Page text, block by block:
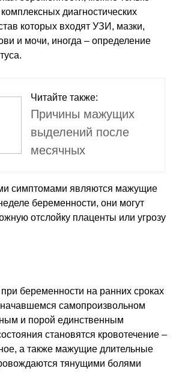
диагностических
которых входят УЗИ, мазки,
и мочи, иногда – определение
Читайте также:
Причины мажущих
выделений после
месячных
симптомами являются мажущие
беременности, они могут
отслойку плаценты или угрозу
беременности на ранних сроках
начавшемся самопроизвольном
и порой единственным
становятся кровотечение –
а также мажущие длительные
тянущими болями